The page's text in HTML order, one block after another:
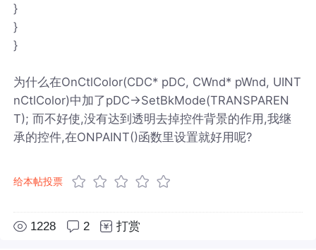
}
}
}
为什么在OnCtlColor(CDC* pDC, CWnd* pWnd, UINT
nCtlColor)中加了pDC->SetBkMode(TRANSPAREN
T); 而不好使,没有达到透明去掉控件背景的作用,我继
承的控件,在ONPAINT()函数里设置就好用呢?
给本帖投票
1228 2 打赏